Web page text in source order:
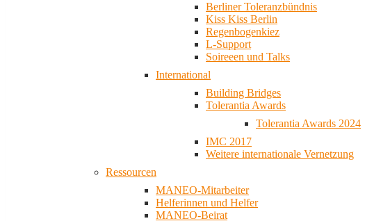
Berliner Toleranzbündnis
Kiss Kiss Berlin
Regenbogenkiez
L-Support
Soireeen und Talks
International
Building Bridges
Tolerantia Awards
Tolerantia Awards 2024
IMC 2017
Weitere internationale Vernetzung
Ressourcen
MANEO-Mitarbeiter
Helferinnen und Helfer
MANEO-Beirat